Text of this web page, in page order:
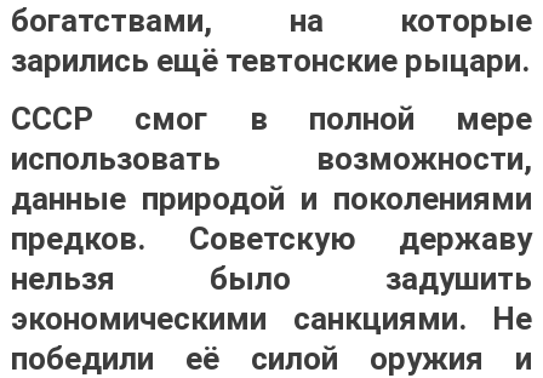
богатствами, на которые
зарились ещё тевтонские рыцари.
СССР смог в полной мере
использовать возможности,
данные природой и поколениями
предков. Советскую державу
нельзя было задушить
экономическими санкциями. Не
победили её силой оружия и